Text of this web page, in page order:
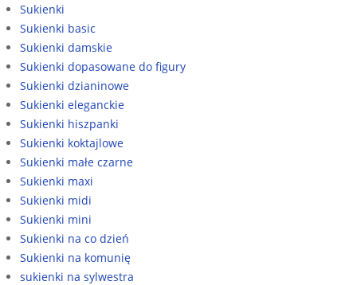
Sukienki
Sukienki basic
Sukienki damskie
Sukienki dopasowane do figury
Sukienki dzianinowe
Sukienki eleganckie
Sukienki hiszpanki
Sukienki koktajlowe
Sukienki małe czarne
Sukienki maxi
Sukienki midi
Sukienki mini
Sukienki na co dzień
Sukienki na komunię
sukienki na sylwestra